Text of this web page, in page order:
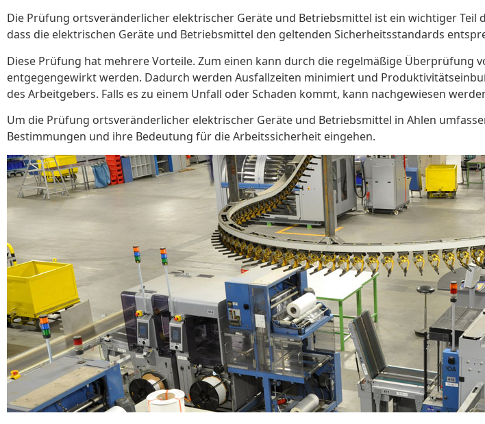
Die Prüfung ortsveränderlicher elektrischer Geräte und Betriebsmittel ist ein wichtiger
dass die elektrischen Geräte und Betriebsmittel den geltenden Sicherheitsstandards
Diese Prüfung hat mehrere Vorteile. Zum einen kann durch die regelmäßige
entgegengewirkt werden. Dadurch werden Ausfallzeiten minimiert und
des Arbeitgebers. Falls es zu einem Unfall oder Schaden kommt, kann nachgewiesen
Um die Prüfung ortsveränderlicher elektrischer Geräte und Betriebsmittel in Ahlen
Bestimmungen und ihre Bedeutung für die Arbeitssicherheit eingehen.